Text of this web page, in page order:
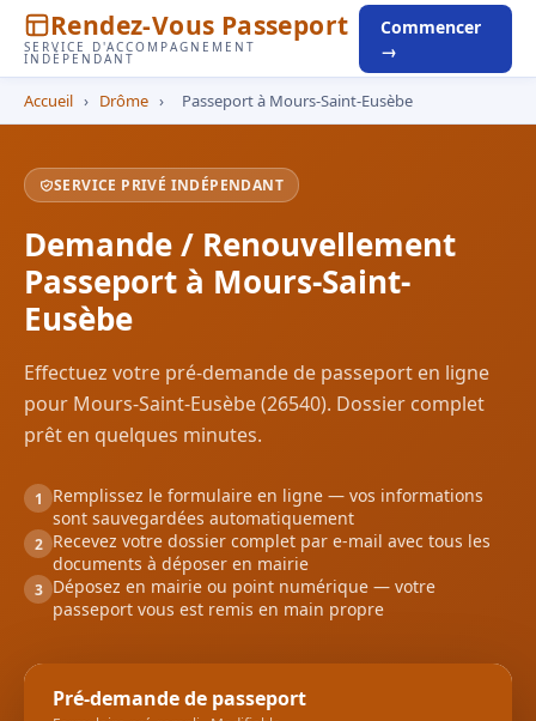
Rendez-Vous Passeport
SERVICE D'ACCOMPAGNEMENT
INDÉPENDANT
Commencer
→
Accueil › Drôme › Passeport à Mours-Saint-Eusèbe
SERVICE PRIVÉ INDÉPENDANT
Demande / Renouvellement
Passeport à Mours-Saint-
Eusèbe
Effectuez votre pré-demande de passeport en ligne
pour Mours-Saint-Eusèbe (26540). Dossier complet
prêt en quelques minutes.
1
Remplissez le formulaire en ligne — vos informations
sont sauvegardées automatiquement
2 Recevez votre dossier complet par e-mail avec tous les
documents à déposer en mairie
3 Déposez en mairie ou point numérique — votre
passeport vous est remis en main propre
Pré-demande de passeport